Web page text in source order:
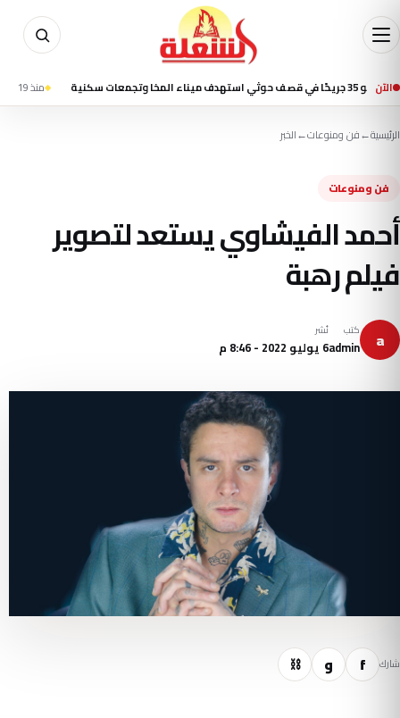
الآن منذ 19 ساعة
الرئيسية←فن ومنوعات←الخبر
فن ومنوعات
أحمد الفيشاوي يستعد لتصوير
فيلم رهبة
a كتب
admin
نُشر
6 يوليو 2022 - 8:46 م
شارك f و ⛓